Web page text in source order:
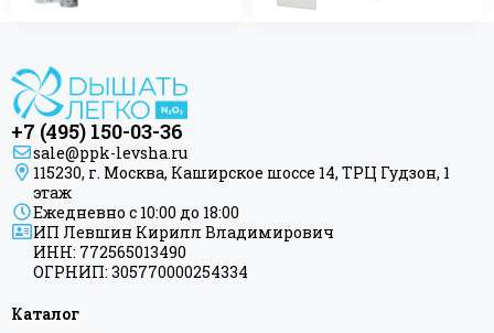
+7 (495) 150-03-36
sale@ppk-levsha.ru
115230, г. Москва, Каширское шоссе 14, ТРЦ Гудзон, 1
этаж
Ежедневно с 10:00 до 18:00
ИП Левшин Кирилл Владимирович
ИНН: 772565013490
ОГРНИП: 305770000254334
Каталог